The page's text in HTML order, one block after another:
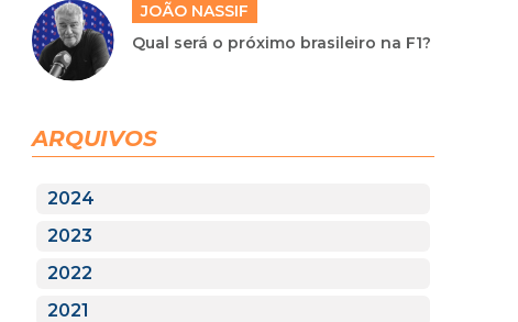
JOÃO NASSIF
Qual será o próximo brasileiro na F1?
ARQUIVOS
2024
2023
2022
2021